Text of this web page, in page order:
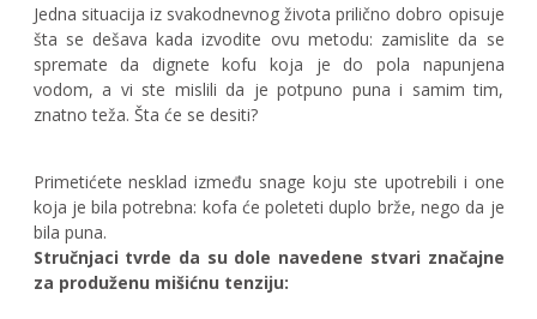
Jedna situacija iz svakodnevnog života prilično dobro opisuje
šta se dešava kada izvodite ovu metodu: zamislite da se
spremate da dignete kofu koja je do pola napunjena
vodom, a vi ste mislili da je potpuno puna i samim tim,
znatno teža. Šta će se desiti?
Primetićete nesklad između snage koju ste upotrebili i one
koja je bila potrebna: kofa će poleteti duplo brže, nego da je
bila puna.
Stručnjaci tvrde da su dole navedene stvari značajne
za produženu mišićnu tenziju: